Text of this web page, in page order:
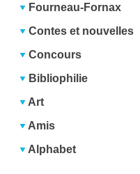
Fourneau-Fornax
Contes et nouvelles
Concours
Bibliophilie
Art
Amis
Alphabet